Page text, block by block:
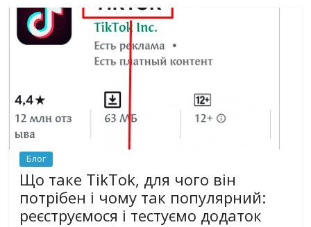
Блог
Що таке TikTok, для чого він
потрібен і чому так популярний:
реєструємося і тестуємо додаток